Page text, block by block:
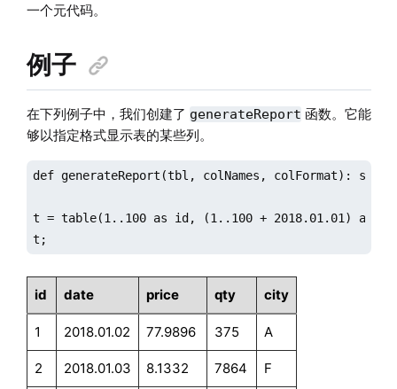
一个元代码。
例子
在下列例子中，我们创建了 generateReport 函数。它能
够以指定格式显示表的某些列。
def generateReport(tbl, colNames, colFormat):
t = table(1..100 as id, (1..100 + 2018.01.01) as
t;
id date price qty city
1 2018.01.02 77.9896 375 A
2 2018.01.03 8.1332 7864 F